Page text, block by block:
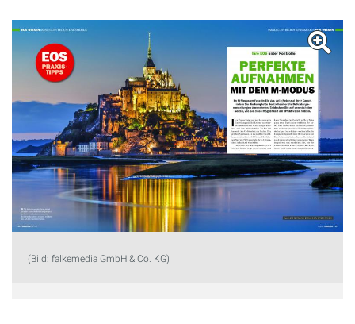
(Bild: falkemedia GmbH & Co. KG)